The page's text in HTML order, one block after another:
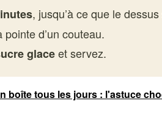
, jusqu’à ce que le
d’un couteau.
glaceet servez.
boîte tous les jours : l'astuce